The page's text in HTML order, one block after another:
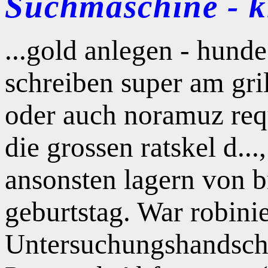
...gold anlegen -
schreiben super am
oder auch noramuz
die grossen ratskel
ansonsten lagern von
geburtstag. War